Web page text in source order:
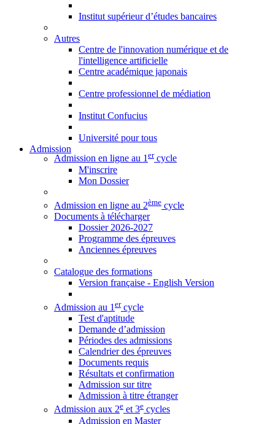
Institut supérieur d’études bancaires
Autres
Centre de l'innovation numérique et de
l'intelligence artificielle
Centre académique japonais
Centre professionnel de médiation
Institut Confucius
Université pour tous
Admission
Admission en ligne au 1ercycle
M'inscrire
Mon Dossier
Admission en ligne au 2ème cycle
Documents à télécharger
Dossier 2026-2027
Programme des épreuves
Anciennes épreuves
Catalogue des formations
Version française - English Version
Admission au 1 ercycle
Test d'aptitude
Demande d’admission
Périodes des admissions
Calendrier des épreuves
Documents requis
Résultats et confirmation
Admission sur titre
Admission à titre étranger
Admission aux 2e et 3e cycles
Admission en Master